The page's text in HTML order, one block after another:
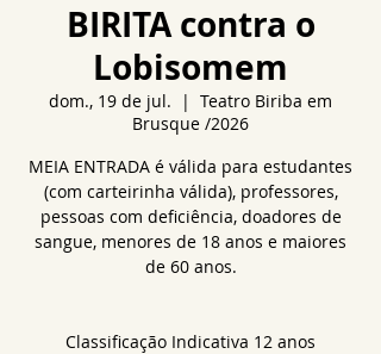
BIRITA contra o
Lobisomem
dom., 19 de jul.
  |
Teatro Biriba em
Brusque /2026
MEIA ENTRADA é válida para estudantes
(com carteirinha válida), professores,
pessoas com deficiência, doadores de
sangue, menores de 18 anos e maiores
de 60 anos.
Classificação Indicativa 12 anos